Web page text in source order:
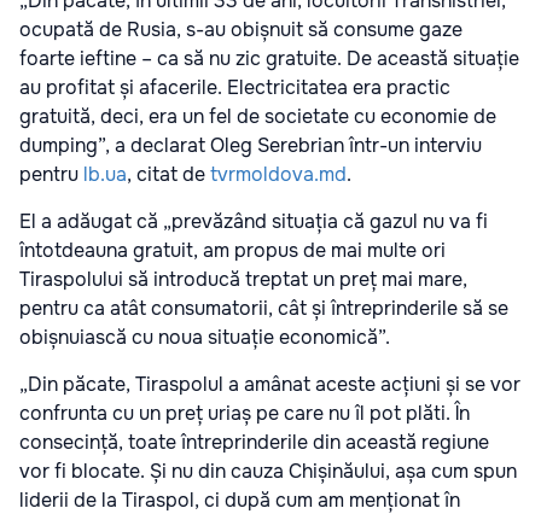
ocupată de Rusia, s-au obișnuit să consume gaze
foarte ieftine – ca să nu zic gratuite. De această situație
au profitat și afacerile. Electricitatea era practic
gratuită, deci, era un fel de societate cu economie de
dumping”, a declarat Oleg Serebrian într-un interviu
pentru lb.ua, citat detvrmoldova.md.
El a adăugat că „prevăzând situația că gazul nu va fi
întotdeauna gratuit, am propus de mai multe ori
Tiraspolului să introducă treptat un preț mai mare,
pentru ca atât consumatorii, cât și întreprinderile să se
obișnuiască cu noua situație economică”.
„Din păcate, Tiraspolul a amânat aceste acțiuni și se vor
confrunta cu un preț uriaș pe care nu îl pot plăti. În
consecință, toate întreprinderile din această regiune
vor fi blocate. Și nu din cauza Chișinăului, așa cum spun
liderii de la Tiraspol, ci după cum am menționat în